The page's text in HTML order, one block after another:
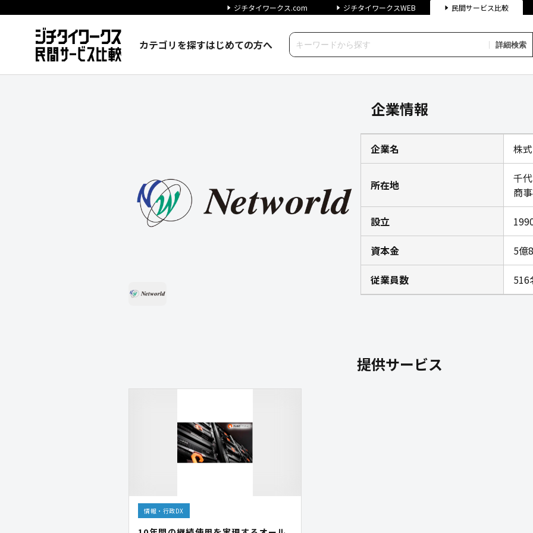
ジチタイワークス.com ジチタイワークスWEB 民間サービス比較
カテゴリを探すはじめての方へ 詳細検索
企業情報
企業名 株
所在地
千
商
設立
資本金 5億
従業員数 516
提供サービス
情報・行政DX